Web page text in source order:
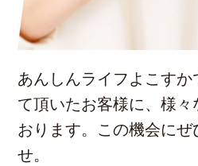
あんしんライフよこすか
て頂いたお客様に、様
おります。この機会にぜ
せ。